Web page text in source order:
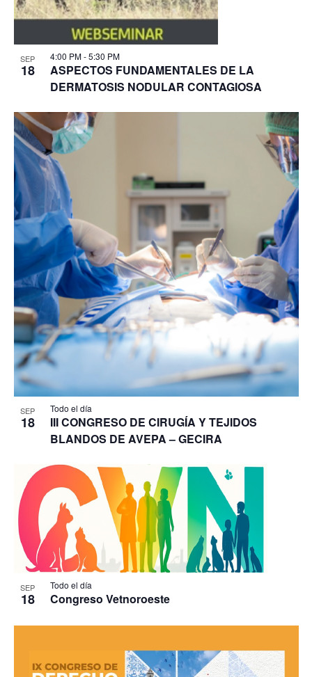
SEP
18
4:00 PM-5:30 PM
ASPECTOS FUNDAMENTALES DE LA
DERMATOSIS NODULAR CONTAGIOSA
SEP
18
Todo el día
III CONGRESO DE CIRUGÍA Y TEJIDOS
BLANDOS DE AVEPA – GECIRA
SEP
18
Todo el día
Congreso Vetnoroeste